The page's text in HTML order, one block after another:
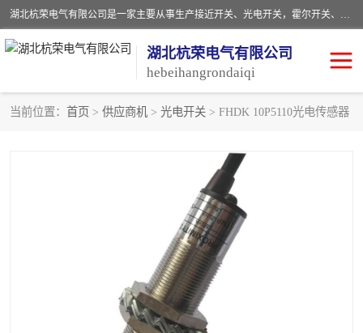
湖北杭荣电气有限公司是一家主要从事生产接近开关、光电开关，霍尔开关、两级跑偏开关、双向拉绳开关、速度监测器、皮带打滑开关、阻旋式料位开关、皮带纵向撕裂开关、溜槽堵塞开关、声光报警器、矿用磁性井筒开关等，主营行业：电气设备、仪器仪表制造, 高低压电器，成套电气设备，矿用防爆机电设备，皮带机综合保护系统，防爆电器，传感器，工矿配件，电器配件，自动化工业机器人的研发，制造，加工销售。
湖北杭荣电气有限公司
hebeihangrondaiqi
当前位置： 首页 > 供应商机 > 光电开关 > FHDK 10P5110光电传感器
浮球开关
声光报警器
滑线指示灯
光电开关